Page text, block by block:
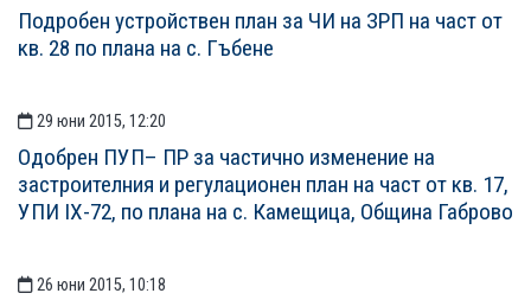
ОБЯВИ И СЪОБЩЕНИЯ
Подробен устройствен план за ЧИ на ЗРП на част от
кв. 28 по плана на с. Гъбене
29 юни 2015, 12:20
Одобрен ПУП– ПР за частично изменение на
застроителния и регулационен план на част от кв. 17,
УПИ ІХ-72, по плана на с. Камещица, Община Габрово
26 юни 2015, 10:18